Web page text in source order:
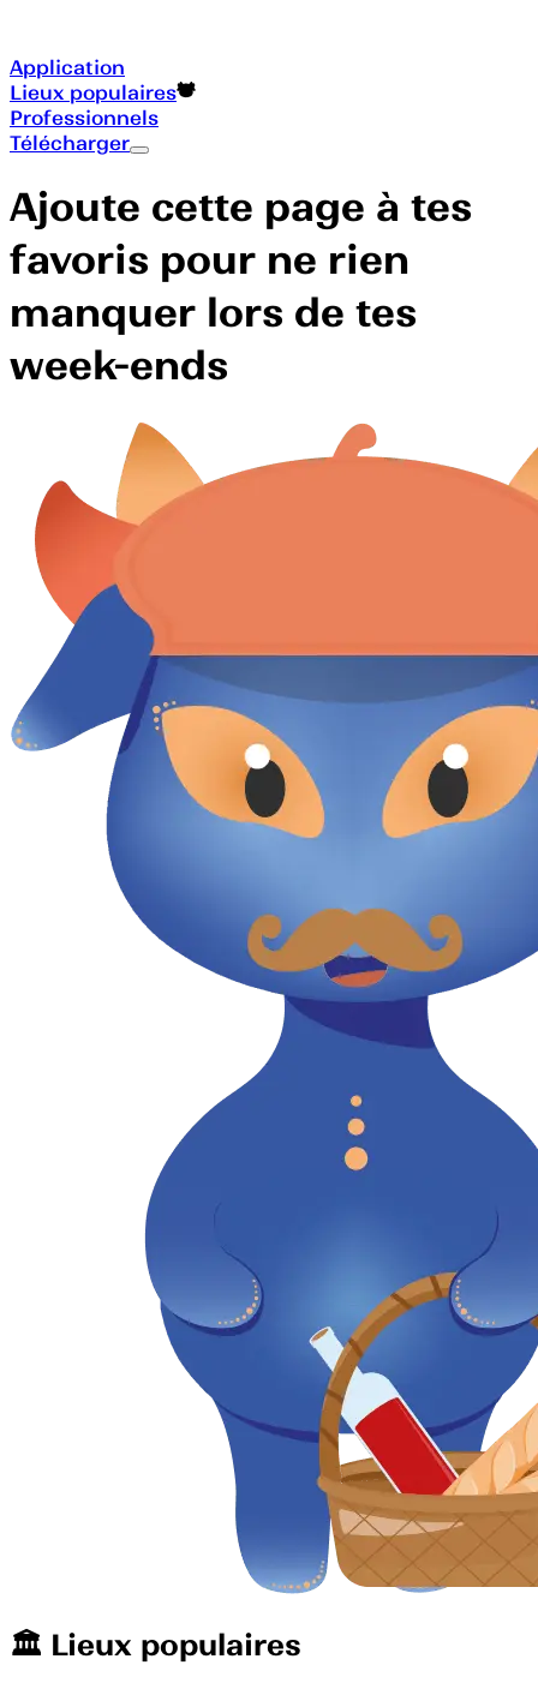
Application
Lieux populaires
Professionnels
Télécharger
Ajoute cette page à tes
favoris pour ne rien
manquer lors de tes
week-ends
🏛️️ Lieux populaires